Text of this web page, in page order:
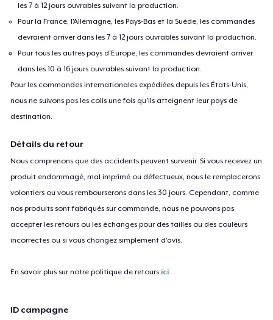
les 7 à 12 jours ouvrables suivant la production.
Pour la France, l'Allemagne, les Pays-Bas et la Suède, les commandes
devraient arriver dans les 7 à 12 jours ouvrables suivant la production.
Pour tous les autres pays d'Europe, les commandes devraient arriver
dans les 10 à 16 jours ouvrables suivant la production.
Pour les commandes internationales expédiées depuis les États-Unis,
nous ne suivons pas les colis une fois qu'ils atteignent leur pays de
destination.
Détails du retour
Nous comprenons que des accidents peuvent survenir. Si vous recevez un
produit endommagé, mal imprimé ou défectueux, nous le remplacerons
volontiers ou vous rembourserons dans les 30 jours. Cependant, comme
nos produits sont fabriqués sur commande, nous ne pouvons pas
accepter les retours ou les échanges pour des tailles ou des couleurs
incorrectes ou si vous changez simplement d'avis.
En savoir plus sur notre politique de retours ici.
ID campagne